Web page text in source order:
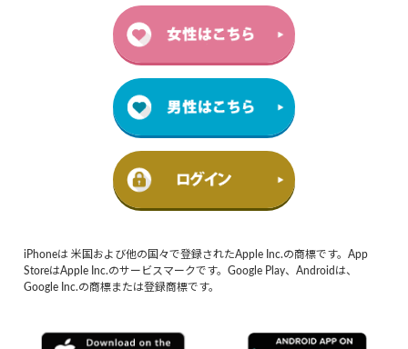
iPhoneは 米国および他の国々で登録されたApple Inc.の商標です。App
StoreはApple Inc.のサービスマークです。Google Play、Androidは、
Google Inc.の商標または登録商標です。